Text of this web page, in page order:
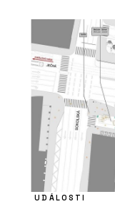
UDÁLOSTI